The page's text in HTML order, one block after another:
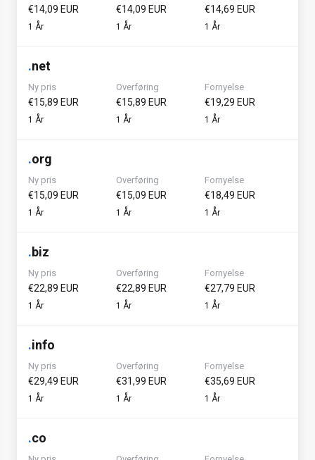
€14,09 EUR
1 År
€14,09 EUR
1 År
€14,69 EUR
1 År
.net
Ny pris
€15,89 EUR
1 År
Overføring
€15,89 EUR
1 År
Fornyelse
€19,29 EUR
1 År
.org
Ny pris
€15,09 EUR
1 År
Overføring
€15,09 EUR
1 År
Fornyelse
€18,49 EUR
1 År
.biz
Ny pris
€22,89 EUR
1 År
Overføring
€22,89 EUR
1 År
Fornyelse
€27,79 EUR
1 År
.info
Ny pris
€29,49 EUR
1 År
Overføring
€31,99 EUR
1 År
Fornyelse
€35,69 EUR
1 År
.co